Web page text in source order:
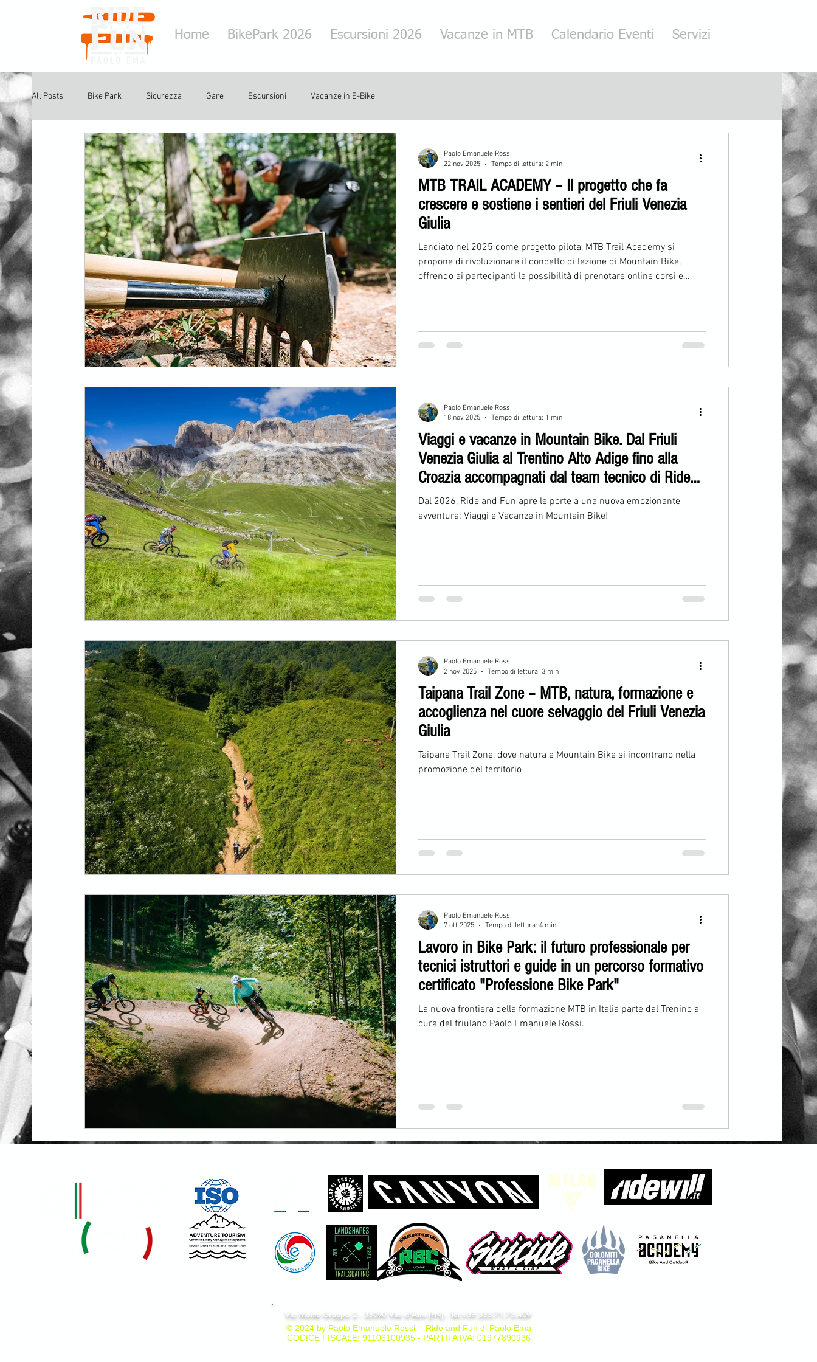
Home BikePark 2026 Escursioni 2026 Vacanze in MTB Calendario Eventi Servizi
All Posts Bike Park Sicurezza Gare Escursioni Vacanze in E-Bike
MTB TRAIL ACADEMY – Il progetto che fa
crescere e sostiene i sentieri del Friuli Venezia
Giulia
Lanciato nel 2025 come progetto pilota, MTB Trail Academy si
propone di rivoluzionare il concetto di lezione di Mountain Bike,
offrendo ai partecipanti la possibilità di prenotare online corsi e
sportivi e amanti dell’outdoor.
Paolo Emanuele Rossi
22 nov 2025
Tempo di lettura: 2 min
Viaggi e vacanze in Mountain Bike. Dal Friuli
Venezia Giulia al Trentino Alto Adige fino alla
Croazia accompagnati dal team tecnico di Ride
and Fun
Dal 2026, Ride and Fun apre le porte a una nuova emozionante
avventura: Viaggi e Vacanze in Mountain Bike!
Paolo Emanuele Rossi
18 nov 2025
Tempo di lettura: 1 min
Taipana Trail Zone – MTB, natura, formazione e
accoglienza nel cuore selvaggio del Friuli Venezia
Giulia
Taipana Trail Zone, dove natura e Mountain Bike si incontrano nella
promozione del territorio
Paolo Emanuele Rossi
2 nov 2025
Tempo di lettura: 3 min
Lavoro in Bike Park: il futuro professionale per
tecnici istruttori e guide in un percorso formativo
certificato "Professione Bike Park"
La nuova frontiera della formazione MTB in Italia parte dal Trenino a
cura del friulano Paolo Emanuele Rossi.
Paolo Emanuele Rossi
7 ott 2025
Tempo di lettura: 4 min
Via Monte Grappa 2 - 33090 Vito d'Asio (PN) - Tel:+39.333.71.73.409
© 2024 by Paolo Emanuele Rossi - Ride and Fun di Paolo Ema
CODICE FISCALE: 91106100935 - PARTITA IVA: 01977890936